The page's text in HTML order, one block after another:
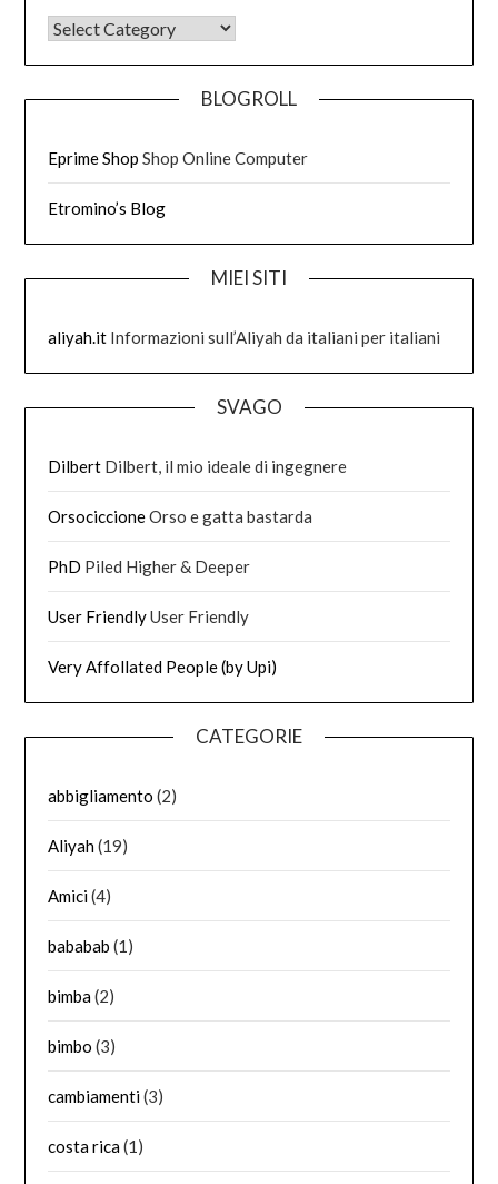
DI COSA HO SCRITTO
BLOGROLL
Eprime Shop Shop Online Computer
Etromino’s Blog
MIEI SITI
aliyah.it Informazioni sull’Aliyah da italiani per italiani
SVAGO
Dilbert Dilbert, il mio ideale di ingegnere
OrsociccioneOrso e gatta bastarda
PhD Piled Higher & Deeper
User FriendlyUser Friendly
Very Affollated People (by Upi)
CATEGORIE
abbigliamento (2)
Aliyah(19)
Amici(4)
bababab (1)
bimba(2)
bimbo (3)
cambiamenti(3)
costa rica(1)